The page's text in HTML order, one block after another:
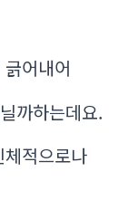
어내어
까하는데요.
적으로나